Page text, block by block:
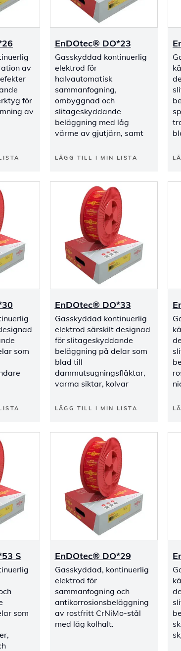
av
för
av
EnDOtec® DO*23
Gasskyddad kontinuerlig
elektrod för
halvautomatisk
sammanfogning,
ombyggnad och
slitageskyddande
beläggning med låg
värme av gjutjärn, samt
LÄGG TILL I MIN LISTA
som
EnDOtec® DO*33
Gasskyddad kontinuerlig
elektrod särskilt designad
för slitageskyddande
beläggning på delar som
blad till
dammutsugningsfläktar,
varma siktar, kolvar
LÄGG TILL I MIN LISTA
S
som
EnDOtec® DO*29
Gasskyddad, kontinuerlig
elektrod för
sammanfogning och
antikorrosionsbeläggning
av rostfritt CrNiMo-stål
med låg kolhalt.